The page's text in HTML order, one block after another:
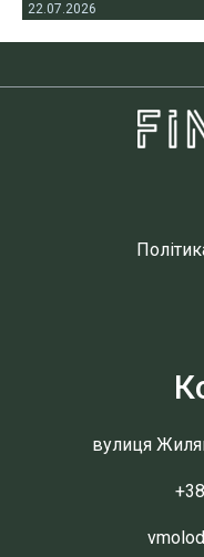
22.07.2026
вулиця